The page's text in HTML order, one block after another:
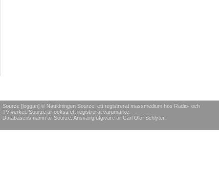
Sourze [loggan] © Nättidningen Sourze, ett registrerat massmedium hos Radio- och
TV-verket. Sourze är också ett registrerat varumärke.
Databasens namn är Sourze. Ansvarig utgivare är Carl Olof Schlyter.